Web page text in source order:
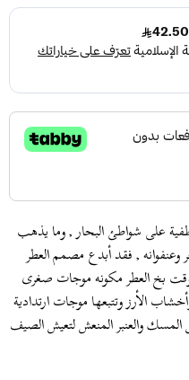
على شواطئ البحار , وما يذهب
وعنفوانه , فقد أبدع مصمم العطر
بخ العطر مكونه موجات صغرى
الأرز وتتبعها موجات ارتدادية
المسك والعنبر المنعش لتعيش الصيف